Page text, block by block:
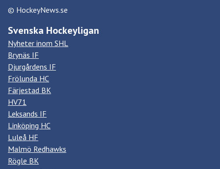
© HockeyNews.se
Svenska Hockeyligan
Nyheter inom SHL
Brynäs IF
Djurgårdens IF
Frölunda HC
Färjestad BK
HV71
Leksands IF
Linköping HC
Luleå HF
Malmö Redhawks
Rögle BK